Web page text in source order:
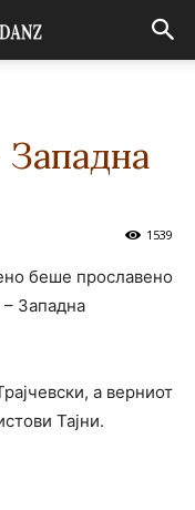
1539
беше прославено
Западна
а верниот
Тајни.